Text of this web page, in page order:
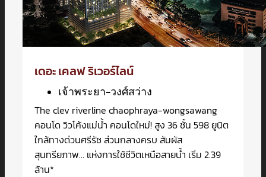
เดอะ เคลฟ ริเวอร์ไลน์
เจ้าพระยา-วงศ์สว่าง
The clev riverline chaophraya-wongsawang
คอนโด วิวโค้งแม่น้ำ คอนโดใหม่! สูง 36 ชั้น 598 ยูนิต
ใกล้ทางด่วนศรีรัช ส่วนกลางครบ สัมผัส
สุนทรียภาพ… แห่งการใช้ชีวิตเหนือสายน้ำ เริ่ม 2.39
ล้าน*